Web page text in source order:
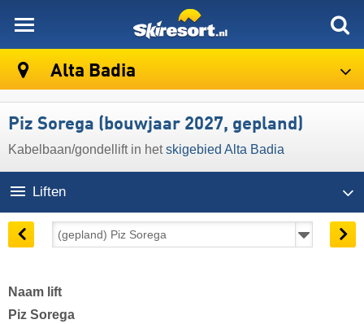
Alta Badia
Piz Sorega (bouwjaar 2027, gepland)
Kabelbaan/gondellift in hetskigebied Alta Badia
Liften
Naam lift
Piz Sorega